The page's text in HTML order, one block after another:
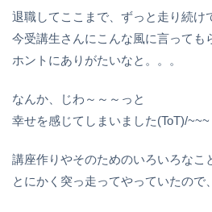
退職してここまで、ずっと走り続け
今受講生さんにこんな風に言っても
ホントにありがたいなと。。。
なんか、じわ～～～っと
幸せを感じてしまいました(ToT)/~~~
講座作りやそのためのいろいろなこ
とにかく突っ走ってやっていたので、